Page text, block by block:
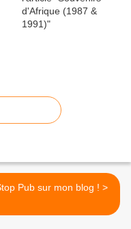
Stop Pub sur mon blog ! >